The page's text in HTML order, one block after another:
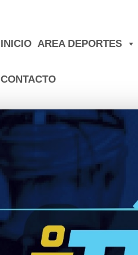
INICIO AREA DEPORTES
CONTACTO